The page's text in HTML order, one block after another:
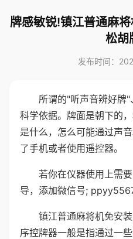
牌感敏锐!镇江普通麻
松胡
发布时间：
所谓的"听声音辨好牌
科学依据。牌面是朝下的
是什么，怎么可能通过声
了手机或者使用遥控器。
若你在仪器使用上需
导，添加微信号;
镇江普通麻将机免安
序控牌器一般是指通过一